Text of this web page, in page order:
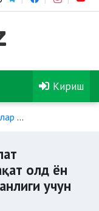
Кириш
олд ён
учун